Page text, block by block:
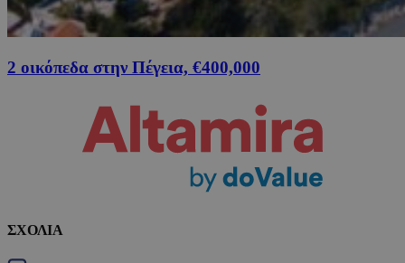
2 οικόπεδα στην Πέγεια, €400,000
ΣΧΟΛΙΑ